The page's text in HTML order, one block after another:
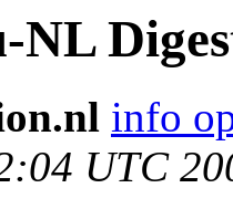
NL
info
UTC